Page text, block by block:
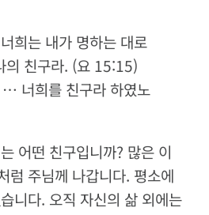
너희는 내가 명하는 대로
의 친구라. (요15:15)
너희를 친구라 하였노
어떤 친구입니까? 많은 이
럼 주님께 나갑니다. 평소에
니다. 오직 자신의 삶 외에는